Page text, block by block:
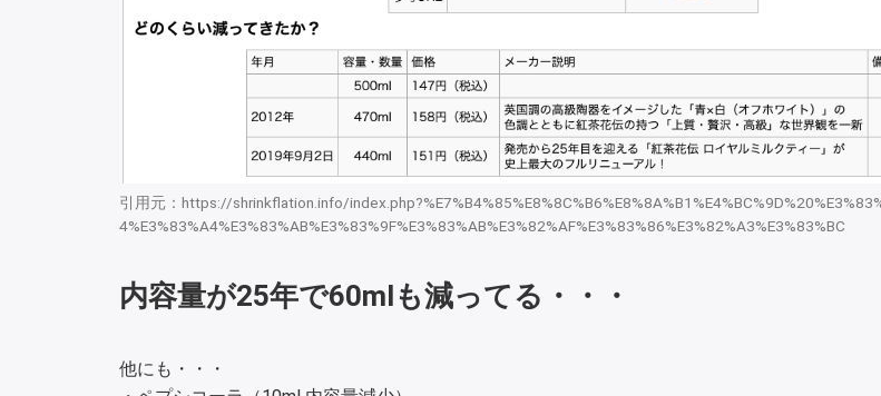
引用元：https://shrinkflation.info/
4%E3%83%A4%E3%83%AB%E3%83%9F%E3%83%AB%E3%82%AF%E3%83%86%E3%82%A3%E3%83%BC
内容量が25年で60mlも減ってる・・・
他にも・・・